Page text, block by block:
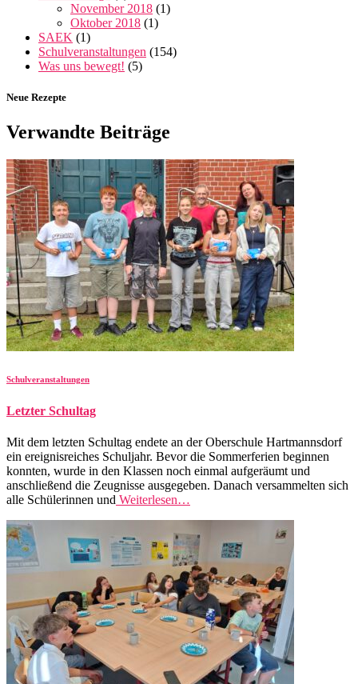
November 2018 (1)
Oktober 2018 (1)
SAEK (1)
Schulveranstaltungen (154)
Was uns bewegt! (5)
Neue Rezepte
Verwandte Beiträge
Schulveranstaltungen
Letzter Schultag
Mit dem letzten Schultag endete an der Oberschule Hartmannsdorf
ein ereignisreiches Schuljahr. Bevor die Sommerferien beginnen
konnten, wurde in den Klassen noch einmal aufgeräumt und
anschließend die Zeugnisse ausgegeben. Danach versammelten sich
alle Schülerinnen und Weiterlesen…